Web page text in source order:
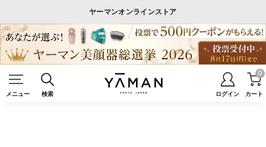
ヤーマンオンラインストア
メニュー 検索 ログイン カート
0